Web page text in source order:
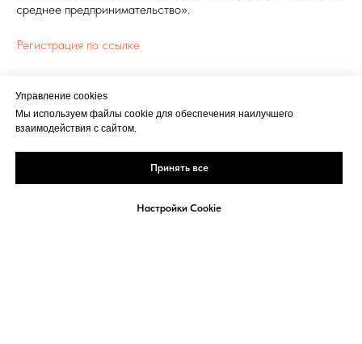
среднее предпринимательство».
Регистрация по ссылке
Управление cookies
Мы используем файлы cookie для обеспечения наилучшего
взаимодействия с сайтом.
Принять все
Настройки Cookie